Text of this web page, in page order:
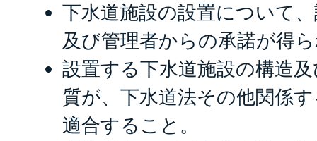
下水道施設の設置について
及び管理者からの承諾が得
設置する下水道施設の構造
質が、下水道法その他関係
適合すること。